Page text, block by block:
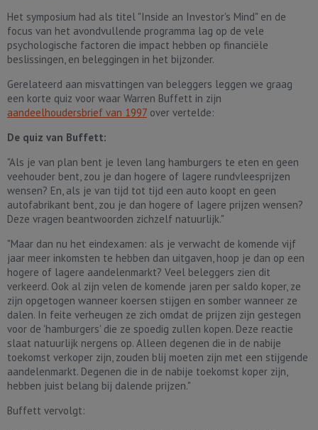
Het symposium had als titel "Inside an Investor's Mind" en de
focus van het avondvullende programma lag op de vele
psychologische factoren die impact hebben op financiële
beslissingen, en beleggingen in het bijzonder.
Gerelateerd aan misvattingen van beleggers leggen we graag
een korte quiz voor waar Warren Buffett in zijn
aandeelhoudersbrief van 1997 over vertelde:
De quiz van Buffett:
"Als je van plan bent je leven lang hamburgers te eten en geen
veehouder bent, zou je dan hogere of lagere rundvleesprijzen
wensen? En, als je van tijd tot tijd een auto koopt en geen
autofabrikant bent, zou je dan hogere of lagere prijzen wensen?
Deze vragen beantwoorden zichzelf natuurlijk."
"Maar dan nu het eindexamen: als je verwacht de komende vijf
jaar meer inkomsten te hebben dan uitgaven, hoop je dan op een
hogere of lagere aandelenmarkt? Veel beleggers zien dit
verkeerd. Ook al zijn velen de komende jaren per saldo koper, ze
zijn opgetogen wanneer koersen stijgen en somber wanneer ze
dalen. In feite verheugen ze zich omdat de prijzen zijn gestegen
voor de 'hamburgers' die ze spoedig zullen kopen. Deze reactie
slaat natuurlijk nergens op. Alleen degenen die in de nabije
toekomst verkoper zijn, zouden blij moeten zijn met een stijgende
aandelenmarkt. Degenen die in de nabije toekomst koper zijn,
hebben juist belang bij dalende prijzen."
Buffett vervolgt: